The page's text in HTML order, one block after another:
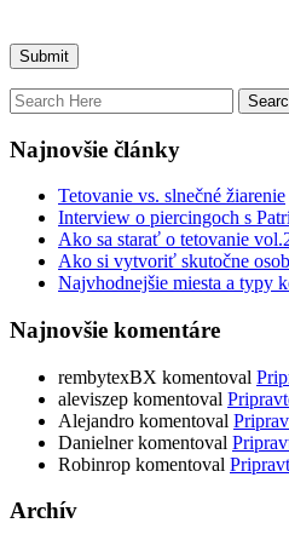
Najnovšie články
Tetovanie vs. slnečné žiarenie
Interview o piercingoch s
Ako sa starať o tetovanie
Ako si vytvoriť skutočne
Najvhodnejšie miesta a typy
Najnovšie komentáre
rembytexBX komentoval
aleviszep komentoval
Alejandro komentoval
Danielnerkomentoval
Robinrop komentoval
Archív